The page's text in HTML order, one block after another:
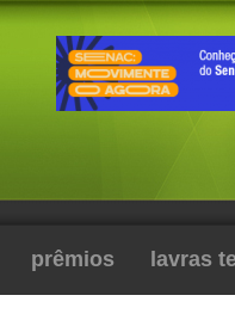
prêmios lavras